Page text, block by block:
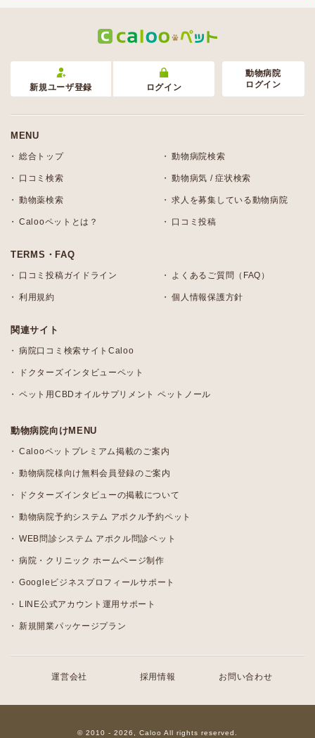
新規ユーザ登録 ログイン
動物病院
ログイン
MENU
総合トップ 動物病院検索
口コミ検索 動物病気 / 症状検索
動物薬検索 求人を募集している動物病院
Calooペットとは？ 口コミ投稿
TERMS・FAQ
口コミ投稿ガイドライン よくあるご質問（FAQ）
利用規約 個人情報保護方針
関連サイト
病院口コミ検索サイトCaloo
ドクターズインタビューペット
ペット用CBDオイルサプリメント ペットノール
動物病院向けMENU
Calooペットプレミアム掲載のご案内
動物病院様向け無料会員登録のご案内
ドクターズインタビューの掲載について
動物病院予約システム アポクル予約ペット
WEB問診システム アポクル問診ペット
病院・クリニック ホームページ制作
Googleビジネスプロフィールサポート
LINE公式アカウント運用サポート
新規開業パッケージプラン
運営会社 採用情報 お問い合わせ
© 2010 - 2026, Caloo All rights reserved.